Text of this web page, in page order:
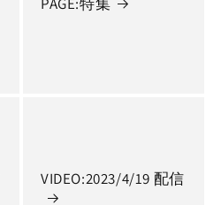
VIDEO:2023/4/19 配信